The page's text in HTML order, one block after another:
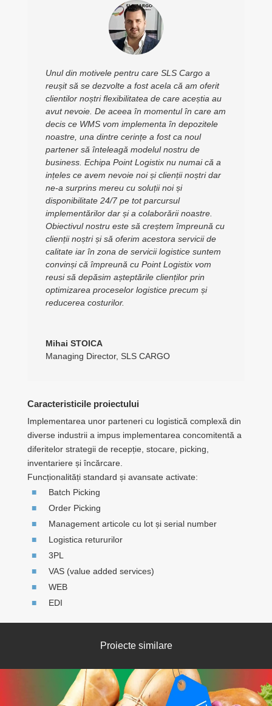
Unul din motivele pentru care SLS Cargo a
reușit să se dezvolte a fost acela că am oferit
clientilor noștri flexibilitatea de care aceștia au
avut nevoie. De aceea în momentul în care am
decis ce WMS vom implementa în depozitele
noastre, una dintre cerințe a fost ca noul
partener să înteleagă modelul nostru de
business. Echipa Point Logistix nu numai că a
ințeles ce avem nevoie noi și clienții noștri dar
ne-a surprins mereu cu soluții noi și
disponibilitate 24/7 pe tot parcursul
implementărilor dar și a colaborării noastre.
Obiectivul nostru este să creștem împreună cu
clienții noștri și să oferim acestora servicii de
calitate iar în zona de servicii logistice suntem
convinși că împreună cu Point Logistix vom
reusi să depăsim așteptările clienților prin
optimizarea proceselor logistice precum și
reducerea costurilor.
Mihai STOICA
Managing Director, SLS CARGO
Caracteristicile proiectului
Implementarea unor parteneri cu logistică complexă din
diverse industrii a impus implementarea concomitentă a
diferitelor strategii de recepție, stocare, picking,
inventariere și încărcare.
Funcționalități standard și avansate activate:
Batch Picking
Order Picking
Management articole cu lot și serial number
Logistica retururilor
3PL
VAS (value added services)
WEB
EDI
Proiecte similare